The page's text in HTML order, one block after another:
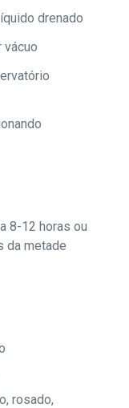
drenado
vácuo
8-12 horas ou
da metade
rosado,